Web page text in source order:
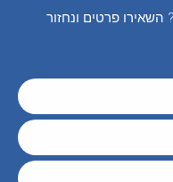
פרטים ונחזור